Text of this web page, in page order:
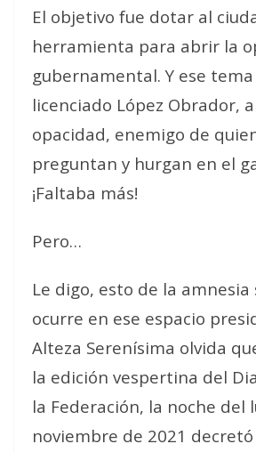
El objetivo fue dotar al
herramienta para abrir la
gubernamental. Y ese
licenciado López Obrador,
opacidad, enemigo de
preguntan y hurgan en el
¡Faltaba más!
Pero…
Le digo, esto de la amnesia
ocurre en ese espacio
Alteza Serenísima olvida
la edición vespertina del
la Federación, la noche del
noviembre de 2021